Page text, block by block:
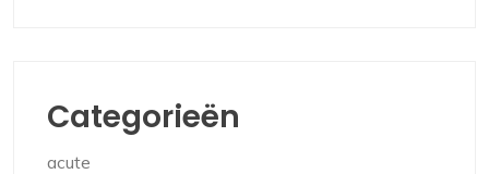
Categorieën
acute